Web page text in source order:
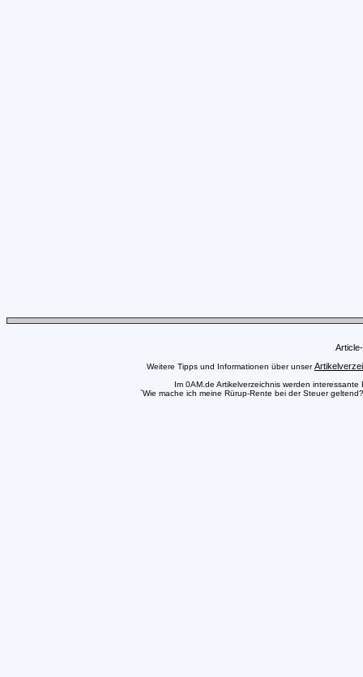
Weitere Tipps und Informationen über unser
Im 0AM.de Artikelverzeichnis werden
`Wie mache ich meine Rürup-Rente bei der Steuer